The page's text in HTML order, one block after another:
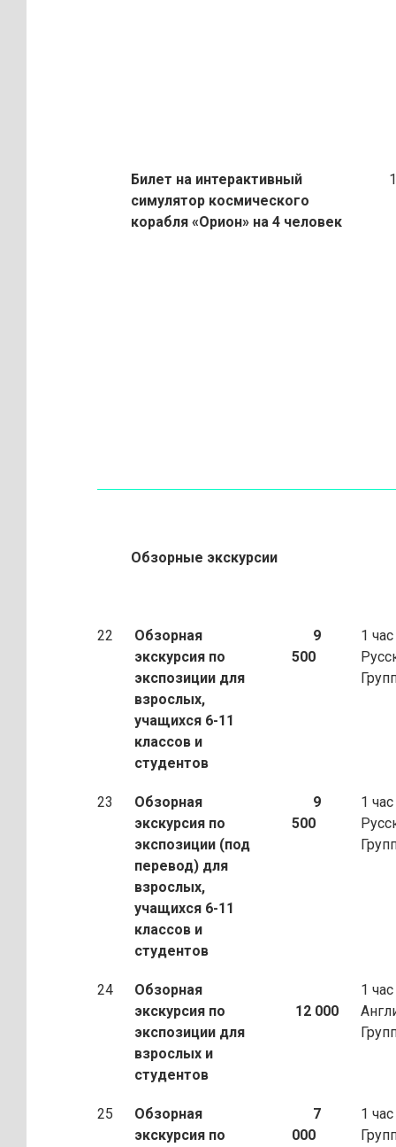
Билет на интерактивный
симулятор космического
корабля «Орион» на 4 человек
Обзорные экскурсии
22
Обзорная
экскурсия по
экспозиции для
взрослых,
учащихся 6-11
классов и
студентов
9
500
1 час
23
Обзорная
экскурсия по
экспозиции (под
перевод) для
взрослых,
учащихся 6-11
классов и
студентов
9
500
1 час
24
Обзорная
экскурсия по
экспозициидля
взрослых и
студентов
12 000
1 час
25
Обзорная
экскурсия по
7
000
1 час